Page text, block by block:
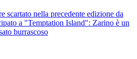
scartato nella precedente edizione da
a "Temptation Island": Zarino è un
burrascoso